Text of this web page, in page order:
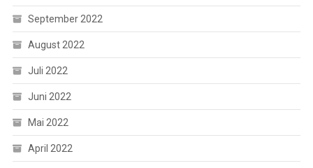
September 2022
August 2022
Juli 2022
Juni 2022
Mai 2022
April 2022